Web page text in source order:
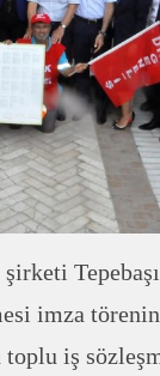
imza
toplu iş